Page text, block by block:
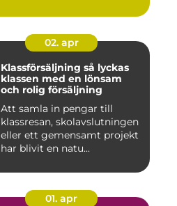
02. apr
Klassförsäljning så lyckas
klassen med en lönsam
och rolig försäljning
Att samla in pengar till
klassresan, skolavslutningen
eller ett gemensamt projekt
har blivit en natu...
01. apr